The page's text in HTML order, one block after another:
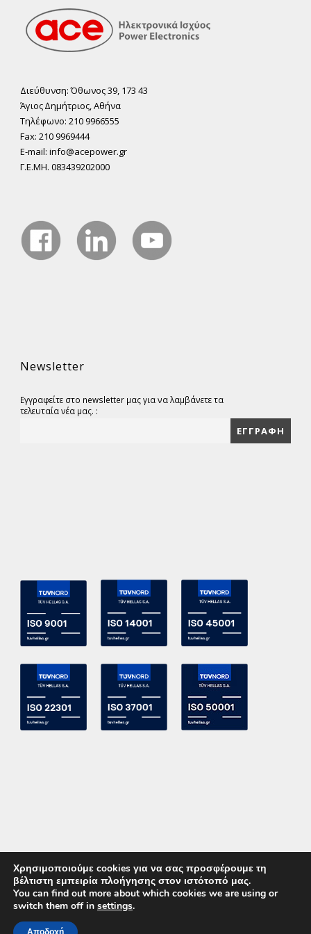
Διεύθυνση: Όθωνος 39, 173 43
Άγιος ∆ηµήτριος, Αθήνα
Τηλέφωνο: 210 9966555
Fax: 210 9969444
E-mail: info@acepower.gr
Γ.Ε.ΜΗ. 083439202000
Newsletter
Εγγραφείτε στο newsletter μας για να λαμβάνετε τα
τελευταία νέα μας. :
Copyright 2015 ACE Power Electronics - All Right Reserved
Χρησιμοποιούμε cookies για να σας προσφέρουμε τη
βέλτιστη εμπειρία πλοήγησης στον ιστότοπό μας.
You can find out more about which cookies we are using or
switch them off in settings.